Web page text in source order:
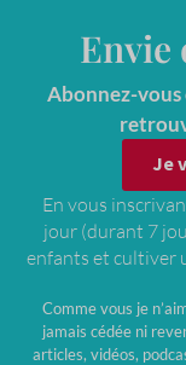
Envie
Abonnez-vous
Je
En vous
jour (durant 7
enfants et cultiver
Comme vous je
jamais cédée ni
articles, vidéos,